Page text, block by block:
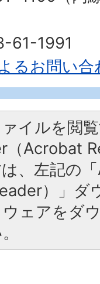
61-1991
るお問い合
イルを閲
（Acrobat
、左記の
）」ダ
ェアをダ